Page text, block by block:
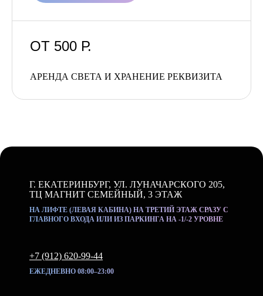
АРЕНДА СВЕТА И ХРАНЕНИЕ РЕКВИЗИТА
ОТ 500 Р.
Г. ЕКАТЕРИНБУРГ, УЛ. ЛУНАЧАРСКОГО 205,
ТЦ МАГНИТ СЕМЕЙНЫЙ, 3 ЭТАЖ
НА ЛИФТЕ (ЛЕВАЯ КАБИНА) НА ТРЕТИЙ ЭТАЖ СРАЗУ С
ГЛАВНОГО ВХОДА ИЛИ ИЗ ПАРКИНГА НА -1/-2 УРОВНЕ
+7 (912) 620-99-44
ЕЖЕДНЕВНО 08:00–23:00